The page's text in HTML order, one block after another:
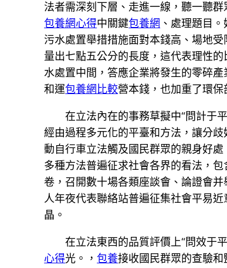
法者需深刻下層、走進一線，聽一聽
包養網心得中關鍵包養網 、處理題目
污水處置舉措措施面對本錢高、場地
量出七點五公分的長度，這代表理性
水處置中間，答應企業將發生的零碎
和運包養網比較營本錢，也加重了環
在立法內在的事務草擬中“問計于
經由過程多元化的平臺和方法，讓分歧
動自行車立法觸及國民群眾的親身好
多種方法普遍征求社會各界的看法，
卷，召開數十場各類座談會、論證會
人年夜代表聯絡站普遍征集社會平易
晶。
在立法東西的品質評價上“問效于
心得光。，包養接收國民群眾的查驗和